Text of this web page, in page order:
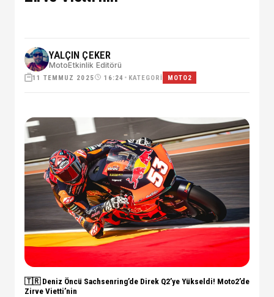
YALÇIN ÇEKER
MotoEtkinlik Editörü
11 TEMMUZ 2025 16:24 • KATEGORI MOTO2
🇹🇷 Deniz Öncü Sachsenring’de Direk Q2’ye Yükseldi! Moto2’de
Zirve Vietti’nin